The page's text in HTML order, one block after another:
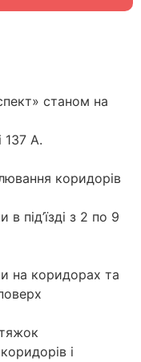
станом на
137 А.
коридорів
під’їзді з 2 по 9
на коридорах та
і